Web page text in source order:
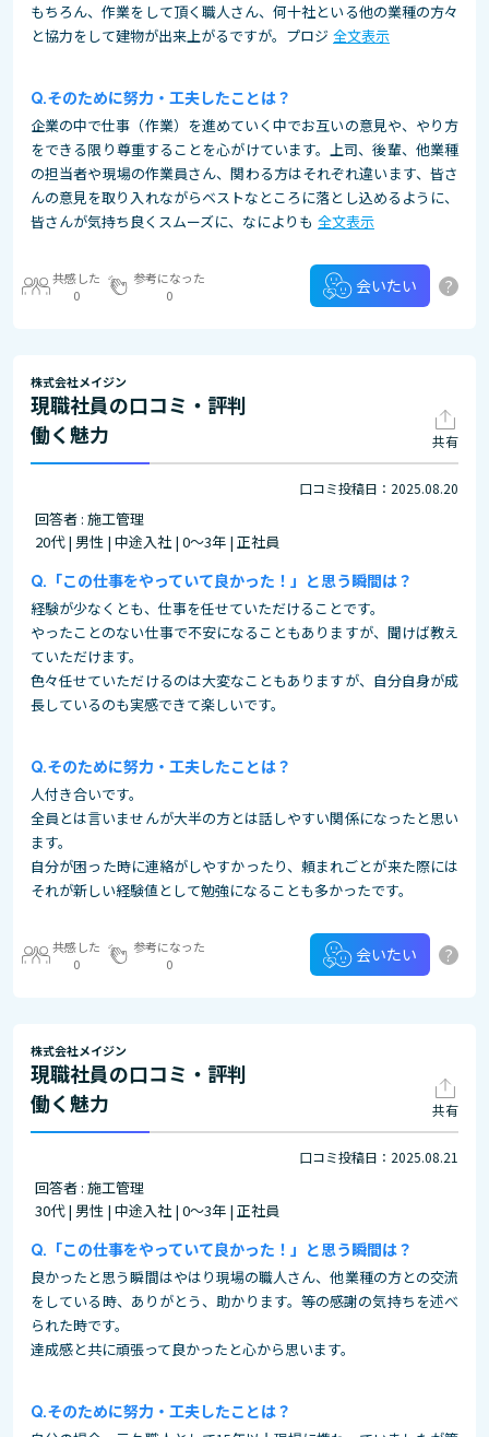
もちろん、作業をして頂く職人さん、何十社といる他の業種の方々
と協力をして建物が出来上がるですが。プロジ 全文表示
そのために努力・工夫したことは？
企業の中で仕事（作業）を進めていく中でお互いの意見や、やり方
をできる限り尊重することを心がけています。上司、後輩、他業種
の担当者や現場の作業員さん、関わる方はそれぞれ違います、皆さ
んの意見を取り入れながらベストなところに落とし込めるように、
皆さんが気持ち良くスムーズに、なによりも 全文表示
共感した
0
参考になった
0
会いたい ?
株式会社メイジン
現職社員の口コミ・評判
働く魅力
共有
口コミ投稿日：2025.08.20
回答者 : 施工管理
20代 | 男性 | 中途入社 | 0～3年 | 正社員
「この仕事をやっていて良かった！」と思う瞬間は？
経験が少なくとも、仕事を任せていただけることです。
やったことのない仕事で不安になることもありますが、聞けば教え
ていただけます。
色々任せていただけるのは大変なこともありますが、自分自身が成
長しているのも実感できて楽しいです。
そのために努力・工夫したことは？
人付き合いです。
全員とは言いませんが大半の方とは話しやすい関係になったと思い
ます。
自分が困った時に連絡がしやすかったり、頼まれごとが来た際には
それが新しい経験値として勉強になることも多かったです。
共感した
0
参考になった
0
会いたい ?
株式会社メイジン
現職社員の口コミ・評判
働く魅力
共有
口コミ投稿日：2025.08.21
回答者 : 施工管理
30代 | 男性 | 中途入社 | 0～3年 | 正社員
「この仕事をやっていて良かった！」と思う瞬間は？
良かったと思う瞬間はやはり現場の職人さん、他業種の方との交流
をしている時、ありがとう、助かります。等の感謝の気持ちを述べ
られた時です。
達成感と共に頑張って良かったと心から思います。
そのために努力・工夫したことは？